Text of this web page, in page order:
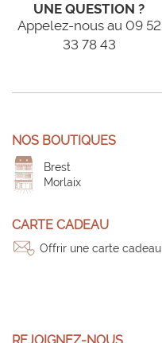
UNE QUESTION ?
Appelez-nous au 09 52
33 78 43
NOS BOUTIQUES
Brest
Morlaix
CARTE CADEAU
Offrir une carte cadeau